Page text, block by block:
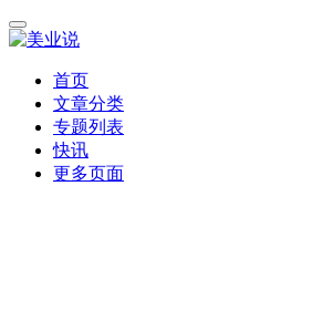
首页
文章分类
专题列表
快讯
更多页面